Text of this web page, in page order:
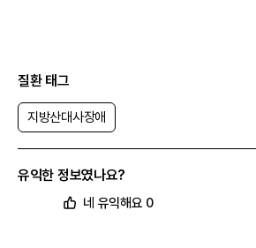
질환 태그
지방산대사장애
유익한 정보였나요?
네 유익해요 0